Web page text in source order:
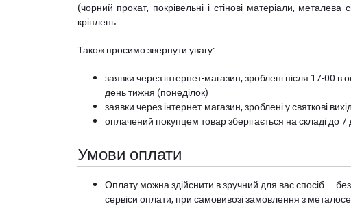
(чорний прокат, покрівельні і стінові матеріали,
кріплень.
Також просимо звернути увагу:
заявки через інтернет-магазин, зроблені після 17-00
день тижня (понеділок)
заявки через інтернет-магазин, зроблені у святкові
оплачений покупцем товар зберігається на складі до 7
Умови оплати
Оплату можна здійснити в зручний для вас спосіб —
сервіси оплати, при самовивозі замовлення з